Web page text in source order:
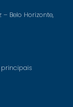
– Belo Horizonte,
principais